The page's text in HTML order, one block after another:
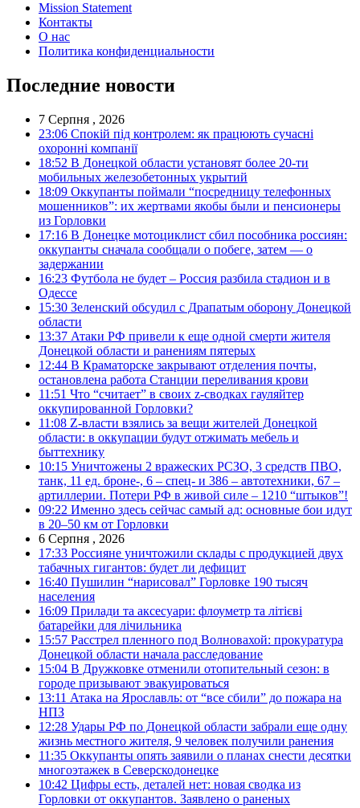
Mission Statement
Контакты
О нас
Политика конфиденциальности
Последние новости
7 Серпня , 2026
23:06 Спокій під контролем: як працюють сучасні
охоронні компанії
18:52 В Донецкой области установят более 20-ти
мобильных железобетонных укрытий
18:09 Оккупанты поймали “посредницу телефонных
мошенников”: их жертвами якобы были и пенсионеры
из Горловки
17:16 В Донецке мотоциклист сбил пособника россиян:
оккупанты сначала сообщали о побеге, затем — о
задержании
16:23 Футбола не будет – Россия разбила стадион и в
Одессе
15:30 Зеленский обсудил с Драпатым оборону Донецкой
области
13:37 Атаки РФ привели к еще одной смерти жителя
Донецкой области и ранениям пятерых
12:44 В Краматорске закрывают отделения почты,
остановлена работа Станции переливания крови
11:51 Что “считает” в своих z-сводках гауляйтер
оккупированной Горловки?
11:08 Z-власти взялись за вещи жителей Донецкой
области: в оккупации будут отжимать мебель и
быттехнику
10:15 Уничтожены 2 вражеских РСЗО, 3 средств ПВО,
танк, 11 ед. броне-, 6 – спец- и 386 – автотехники, 67 –
артиллерии. Потери РФ в живой силе – 1210 “штыков”!
09:22 Именно здесь сейчас самый ад: основные бои идут
в 20–50 км от Горловки
6 Серпня , 2026
17:33 Россияне уничтожили склады с продукцией двух
табачных гигантов: будет ли дефицит
16:40 Пушилин “нарисовал” Горловке 190 тысяч
населения
16:09 Прилади та аксесуари: флоуметр та літієві
батарейки для лічильника
15:57 Расстрел пленного под Волновахой: прокуратура
Донецкой области начала расследование
15:04 В Дружковке отменили отопительный сезон: в
городе призывают эвакуироваться
13:11 Атака на Ярославль: от “все сбили” до пожара на
НПЗ
12:28 Удары РФ по Донецкой области забрали еще одну
жизнь местного жителя, 9 человек получили ранения
11:35 Оккупанты опять заявили о планах снести десятки
многоэтажек в Северскодонецке
10:42 Цифры есть, деталей нет: новая сводка из
Горловки от оккупантов. Заявлено о раненых